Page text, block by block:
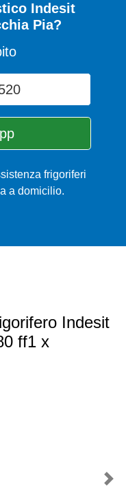
Indesit
Pia?
frigoriferi
a domicilio.
Indesit
ff1 x